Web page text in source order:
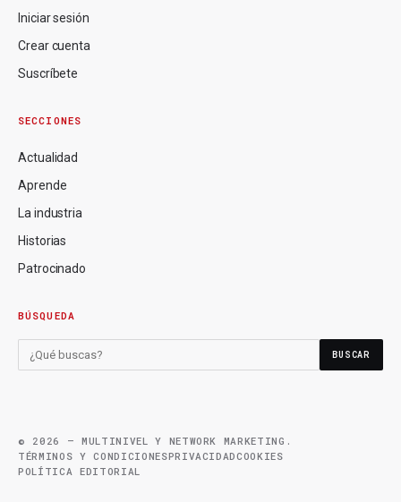
Iniciar sesión
Crear cuenta
Suscríbete
SECCIONES
Actualidad
Aprende
La industria
Historias
Patrocinado
BÚSQUEDA
BUSCAR
© 2026 — MULTINIVEL Y NETWORK MARKETING.
TÉRMINOS Y CONDICIONESPRIVACIDADCOOKIES
POLÍTICA EDITORIAL